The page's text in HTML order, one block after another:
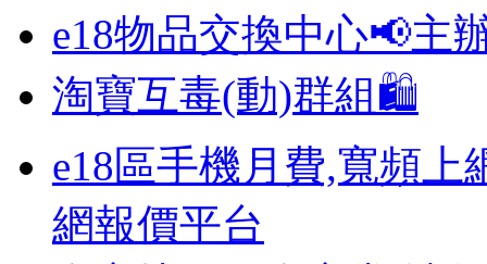
e18物品交換中心📢主
淘寶互毒(動)群組🛍️
e18區手機月費,寬頻上
網報價平台